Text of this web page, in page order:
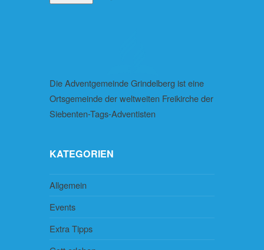
Die Adventgemeinde Grindelberg ist eine
Ortsgemeinde der weltweiten Freikirche der
Siebenten-Tags-Adventisten
KATEGORIEN
Allgemein
Events
Extra Tipps